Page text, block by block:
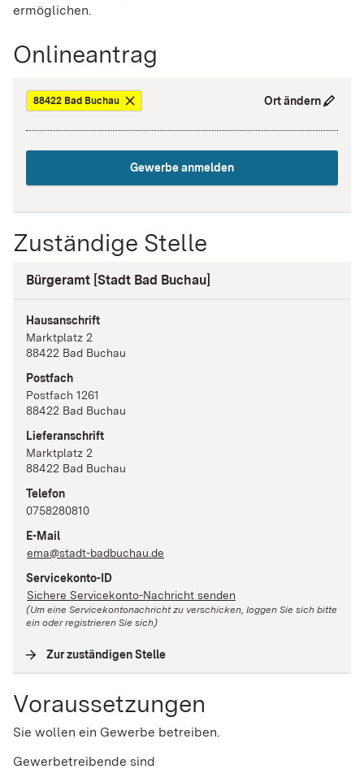
ermöglichen.
Onlineantrag
88422 Bad Buchau Ort ändern
Gewerbe anmelden
Zuständige Stelle
Bürgeramt [Stadt Bad Buchau]
Hausanschrift
Marktplatz 2
88422 Bad Buchau
Postfach
Postfach 1261
88422 Bad Buchau
Lieferanschrift
Marktplatz 2
88422 Bad Buchau
Telefon
0758280810
E-Mail
ema@stadt-badbuchau.de
Servicekonto-ID
Sichere Servicekonto-Nachricht senden
(Um eine Servicekontonachricht zu verschicken, loggen Sie sich bitte
ein oder registrieren Sie sich)
Zur zuständigen Stelle
Voraussetzungen
Sie wollen ein Gewerbe betreiben.
Gewerbetreibende sind